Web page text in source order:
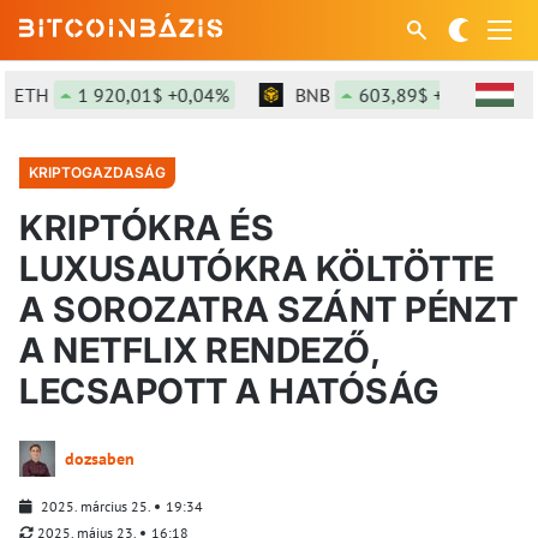
1 920,01$ +0,04% BNB 603,89$ +1,61%
KRIPTOGAZDASÁG
KRIPTÓKRA ÉS
LUXUSAUTÓKRA KÖLTÖTTE
A SOROZATRA SZÁNT PÉNZT
A NETFLIX RENDEZŐ,
LECSAPOTT A HATÓSÁG
dozsaben
2025. március 25.
19:34
2025. május 23.
16:18